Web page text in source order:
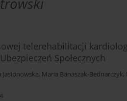
telerehabilitacji
Społecznych
Jasionowska, Maria Banaszak-Bednarczyk,